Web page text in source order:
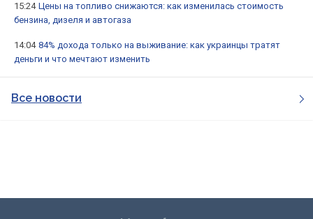
15:24 Цены на топливо снижаются: как изменилась стоимость
бензина, дизеля и автогаза
14:04 84% дохода только на выживание: как украинцы тратят
деньги и что мечтают изменить
Все новости